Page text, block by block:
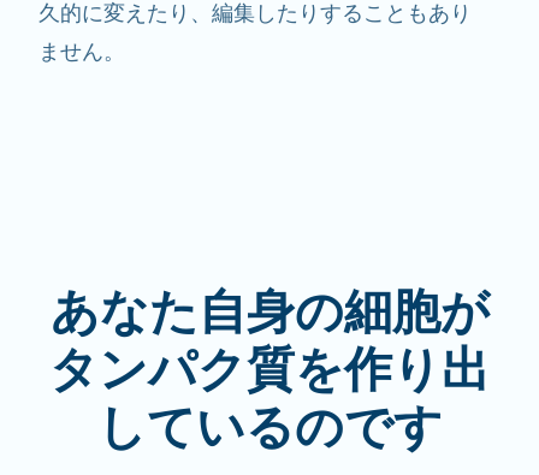
久的に変えたり、編集したりすることもあり
ません。
あなた自身の細胞が
タンパク質を作り出
しているのです